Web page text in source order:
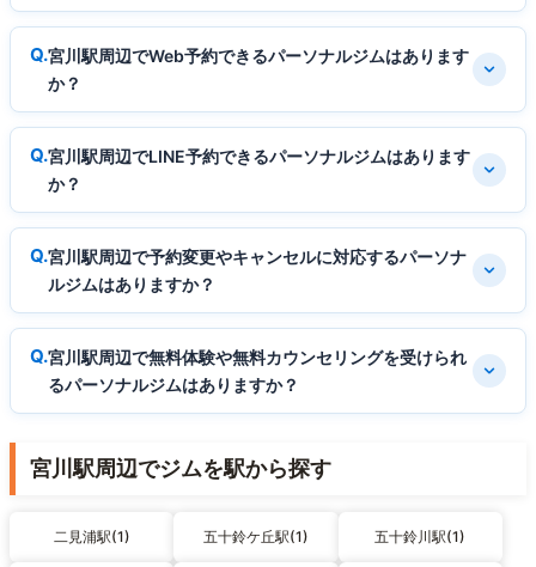
宮川駅周辺でWeb予約できるパーソナルジムはあります
か？
宮川駅周辺でLINE予約できるパーソナルジムはあります
か？
宮川駅周辺で予約変更やキャンセルに対応するパーソナ
ルジムはありますか？
宮川駅周辺で無料体験や無料カウンセリングを受けられ
るパーソナルジムはありますか？
宮川駅周辺でジムを駅から探す
二見浦駅(1) 五十鈴ケ丘駅(1) 五十鈴川駅(1)